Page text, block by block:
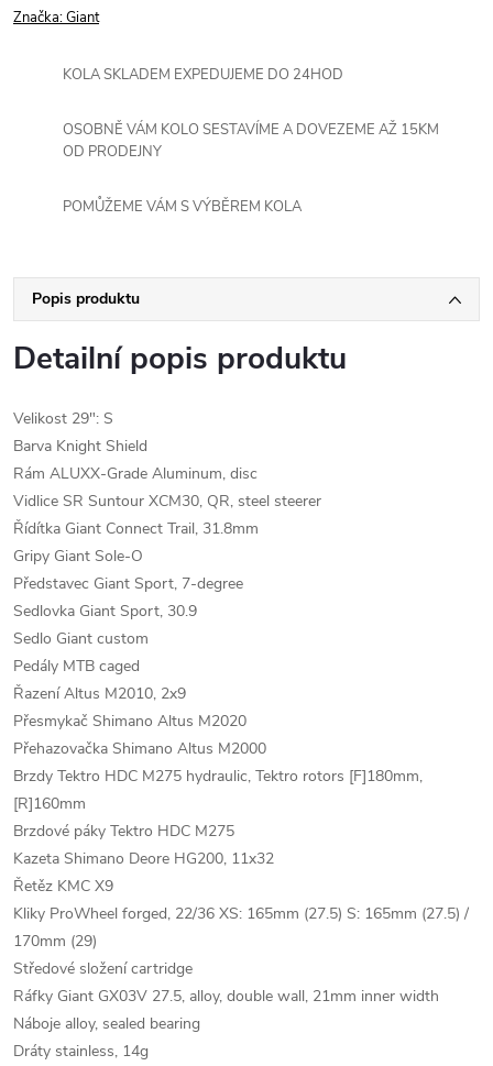
Značka:Giant
KOLA SKLADEM EXPEDUJEME DO 24HOD
OSOBNĚ VÁM KOLO SESTAVÍME A DOVEZEME AŽ 15KM
OD PRODEJNY
POMŮŽEME VÁM S VÝBĚREM KOLA
Popis produktu
Detailní popis produktu
Velikost 29": S
Barva Knight Shield
Rám ALUXX-Grade Aluminum, disc
Vidlice SR Suntour XCM30, QR, steel steerer
Řídítka Giant Connect Trail, 31.8mm
Gripy Giant Sole-O
Představec Giant Sport, 7-degree
Sedlovka Giant Sport, 30.9
Sedlo Giant custom
Pedály MTB caged
Řazení Altus M2010, 2x9
Přesmykač Shimano Altus M2020
Přehazovačka Shimano Altus M2000
Brzdy Tektro HDC M275 hydraulic, Tektro rotors [F]180mm,
[R]160mm
Brzdové páky Tektro HDC M275
Kazeta Shimano Deore HG200, 11x32
Řetěz KMC X9
Kliky ProWheel forged, 22/36 XS: 165mm (27.5) S: 165mm (27.5) /
170mm (29)
Středové složení cartridge
Ráfky Giant GX03V 27.5, alloy, double wall, 21mm inner width
Náboje alloy, sealed bearing
Dráty stainless, 14g